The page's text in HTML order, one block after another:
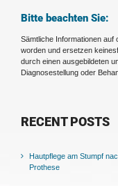
Bitte beachten Sie:
Sämtliche Informationen
worden und ersetzen
durch einen ausgebildeten
Diagnosestellung oder
RECENT POSTS
Hautpflege am Stumpf
Prothese